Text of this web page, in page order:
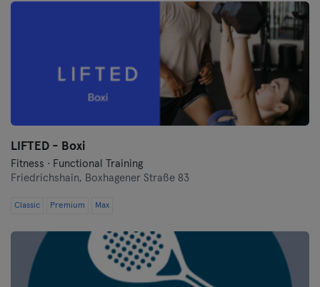
LIFTED - Boxi
Fitness · Functional Training
Friedrichshain, Boxhagener Straße 83
Classic Premium Max